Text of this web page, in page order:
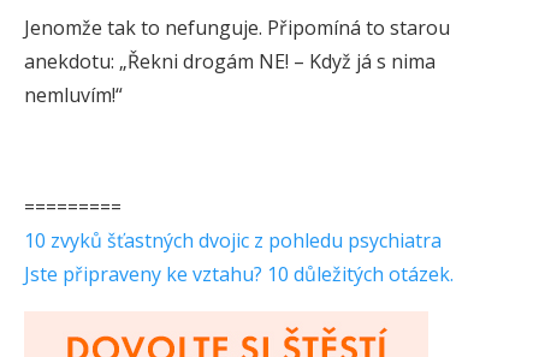
Jenomže tak to nefunguje. Připomíná to starou
anekdotu: „Řekni drogám NE! – Když já s nima
nemluvím!“
=========
10 zvyků šťastných dvojic z pohledu psychiatra
Jste připraveny ke vztahu? 10 důležitých otázek.